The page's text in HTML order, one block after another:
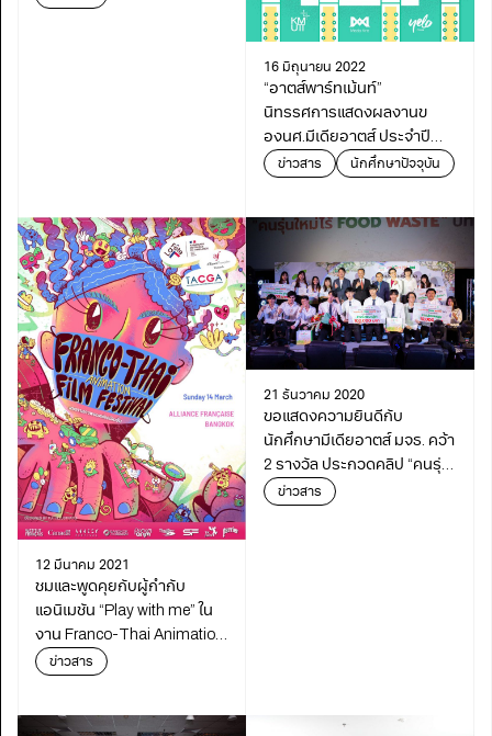
16 มิถุนายน 2022
“อาตส์พาร์ทเม้นท์”
นิทรรศการแสดงผลงานข
องนศ.มีเดียอาตส์ ประจำปี
2564
ข่าวสาร นักศึกษาปัจจุบัน
12 มีนาคม 2021
ชมและพูดคุยกับผู้กำกับ
แอนิเมชัน “Play with me” ใน
งาน Franco-Thai Animation
Film Festival วันอาทิตย์ที่ 14
ข่าวสาร
21 ธันวาคม 2020
ขอแสดงความยินดีกับ
นักศึกษามีเดียอาตส์ มจธ. คว้า
2 รางวัล ประกวดคลิป “คนรุ่น
ใหม่ไร้ Food Waste ปี 3”
ข่าวสาร